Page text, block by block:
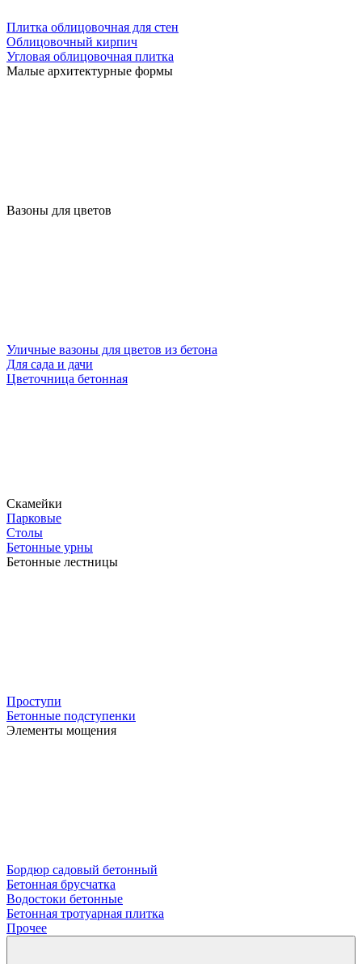
Плитка облицовочная для стен
Облицовочный кирпич
Угловая облицовочная плитка
Малые архитектурные формы
Вазоны для цветов
Уличные вазоны для цветов из бетона
Для сада и дачи
Цветочница бетонная
Скамейки
Парковые
Столы
Бетонные урны
Бетонные лестницы
Проступи
Бетонные подступенки
Элементы мощения
Бордюр садовый бетонный
Бетонная брусчатка
Водостоки бетонные
Бетонная тротуарная плитка
Прочее